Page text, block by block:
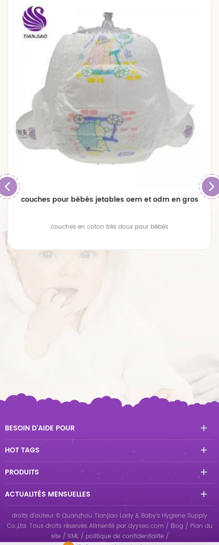
couches pour bébés jetables oem et odm en gros
couches en coton très doux pour bébés
BESOIN D'AIDE POUR
HOT TAGS
PRODUITS
ACTUALITÉS MENSUELLES
droits d'auteur © Quanzhou Tianjiao Lady & Baby's Hygiene Supply
Co.,Ltd. Tous droits réservés Alimenté par dyyseo.com / Blog / Plan du
site/ XML/ politique de confidentialité/